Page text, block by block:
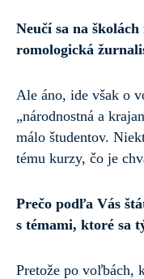
Neučí sa na
romologická
Ale áno, ide však o
„národnostná a
málo študentov.
tému kurzy, čo je
Prečo podľa Vás
s témami, ktoré sa
Pretože po voľbách,